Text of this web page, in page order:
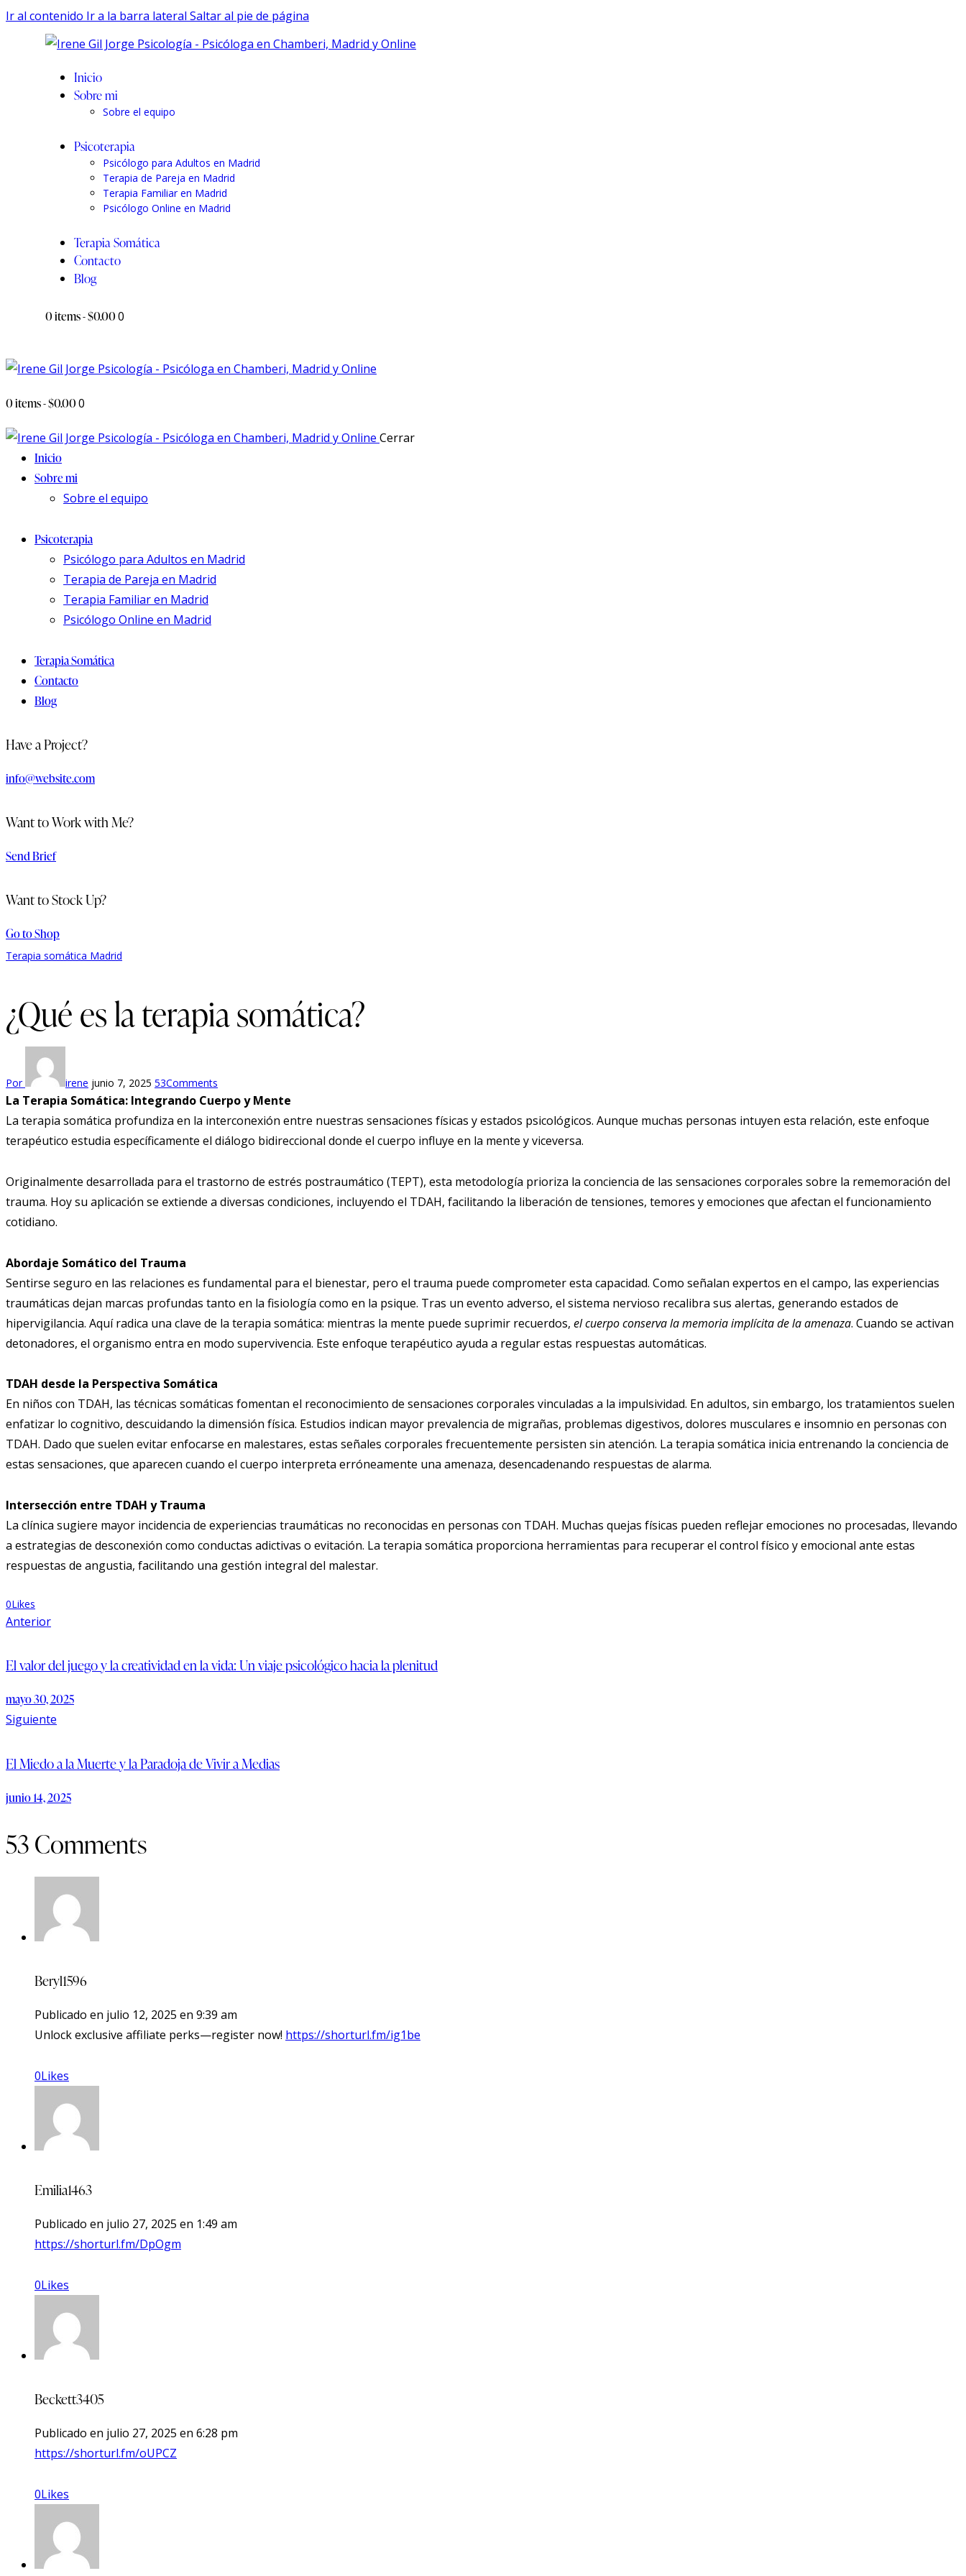
Ir al contenido Ir a la barra lateral Saltar al pie de página
Inicio
Sobre mi
Sobre el equipo
Psicoterapia
Psicólogo para Adultos en Madrid
Terapia de Pareja en Madrid
Terapia Familiar en Madrid
Psicólogo Online en Madrid
Terapia Somática
Contacto
Blog
0 items-$0.000
0 items-$0.000
Cerrar
Inicio
Sobre mi
Sobre el equipo
Psicoterapia
Psicólogo para Adultos en Madrid
Terapia de Pareja en Madrid
Terapia Familiar en Madrid
Psicólogo Online en Madrid
Terapia Somática
Contacto
Blog
Have a Project?
info@website.com
Want to Work with Me?
Send Brief
Want to Stock Up?
Go to Shop
Terapia somática Madrid
¿Qué es la terapia somática?
Por irene junio 7, 2025 53Comments
La Terapia Somática: Integrando Cuerpo y Mente
La terapia somática profundiza en la interconexión entre nuestras sensaciones físicas y estados psicológicos. Aunque muchas personas intuyen esta relación, este enfoque
terapéutico estudia específicamente el diálogo bidireccional donde el cuerpo influye en la mente y viceversa.
Originalmente desarrollada para el trastorno de estrés postraumático (TEPT), esta metodología prioriza la conciencia de las sensaciones corporales sobre la rememoración del
trauma. Hoy su aplicación se extiende a diversas condiciones, incluyendo el TDAH, facilitando la liberación de tensiones, temores y emociones que afectan el funcionamiento
cotidiano.
Abordaje Somático del Trauma
Sentirse seguro en las relaciones es fundamental para el bienestar, pero el trauma puede comprometer esta capacidad. Como señalan expertos en el campo, las experiencias
traumáticas dejan marcas profundas tanto en la fisiología como en la psique. Tras un evento adverso, el sistema nervioso recalibra sus alertas, generando estados de
hipervigilancia. Aquí radica una clave de la terapia somática: mientras la mente puede suprimir recuerdos, el cuerpo conserva la memoria implícita de la amenaza. Cuando se activan
detonadores, el organismo entra en modo supervivencia. Este enfoque terapéutico ayuda a regular estas respuestas automáticas.
TDAH desde la Perspectiva Somática
En niños con TDAH, las técnicas somáticas fomentan el reconocimiento de sensaciones corporales vinculadas a la impulsividad. En adultos, sin embargo, los tratamientos suelen
enfatizar lo cognitivo, descuidando la dimensión física. Estudios indican mayor prevalencia de migrañas, problemas digestivos, dolores musculares e insomnio en personas con
TDAH. Dado que suelen evitar enfocarse en malestares, estas señales corporales frecuentemente persisten sin atención. La terapia somática inicia entrenando la conciencia de
estas sensaciones, que aparecen cuando el cuerpo interpreta erróneamente una amenaza, desencadenando respuestas de alarma.
Intersección entre TDAH y Trauma
La clínica sugiere mayor incidencia de experiencias traumáticas no reconocidas en personas con TDAH. Muchas quejas físicas pueden reflejar emociones no procesadas, llevando
a estrategias de desconexión como conductas adictivas o evitación. La terapia somática proporciona herramientas para recuperar el control físico y emocional ante estas
respuestas de angustia, facilitando una gestión integral del malestar.
0Likes
Navegación
entradas
Anterior
El valor del juego y la creatividad en la vida: Un viaje psicológico hacia la plenitud
mayo 30, 2025
Siguiente
El Miedo a la Muerte y la Paradoja de Vivir a Medias
junio 14, 2025
53 Comments
Beryl1596
Publicado en julio 12, 2025 en 9:39 am
Unlock exclusive affiliate perks—register now! https://shorturl.fm/ig1be
0Likes
Emilia1463
Publicado en julio 27, 2025 en 1:49 am
https://shorturl.fm/DpOgm
0Likes
Beckett3405
Publicado en julio 27, 2025 en 6:28 pm
https://shorturl.fm/oUPCZ
0Likes